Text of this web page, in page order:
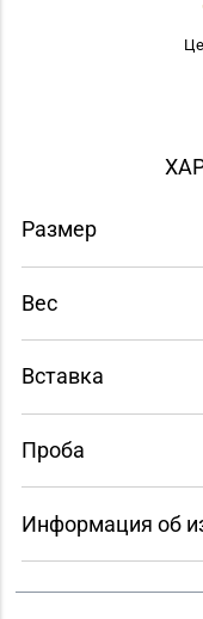
Размер
Вес
Вставка
Проба
Информация об